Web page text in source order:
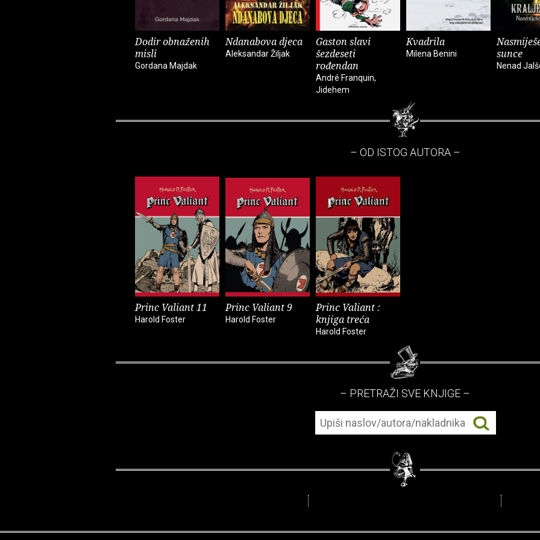
Dodir obnaženih
misli
Gordana Majdak
Ndanabova djeca
Aleksandar Žiljak
Gaston slavi
šezdeseti
rođendan
André Franquin,
Jidehem
Kvadrila
Milena Benini
sunce
Nenad
– OD ISTOG AUTORA –
Princ Valiant 11
Harold Foster
Princ Valiant 9
Harold Foster
Princ Valiant :
knjiga treća
Harold Foster
– PRETRAŽI SVE KNJIGE –